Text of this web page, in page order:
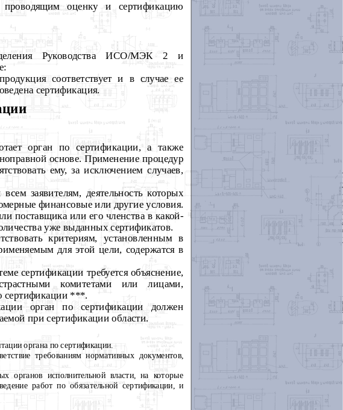
оценку и сертификацию
Руководства ИСО/МЭК 2 и
соответствует и в случае ее
сертификация.
орган по сертификации, а также
основе. Применение процедур
ему, за исключением случаев,
заявителям, деятельность которых
финансовые или другие условия.
поставщика или его членства в какой-
уже выданных сертификатов.
критериям, установленным в
для этой цели, содержатся в
сертификации требуется объяснение,
комитетами или лицами,
сертификации ***.
орган по сертификации должен
при сертификации области.
органа по сертификации.
требованиям нормативных документов,
органов исполнительной власти, на которые
работ по обязательной сертификации, и